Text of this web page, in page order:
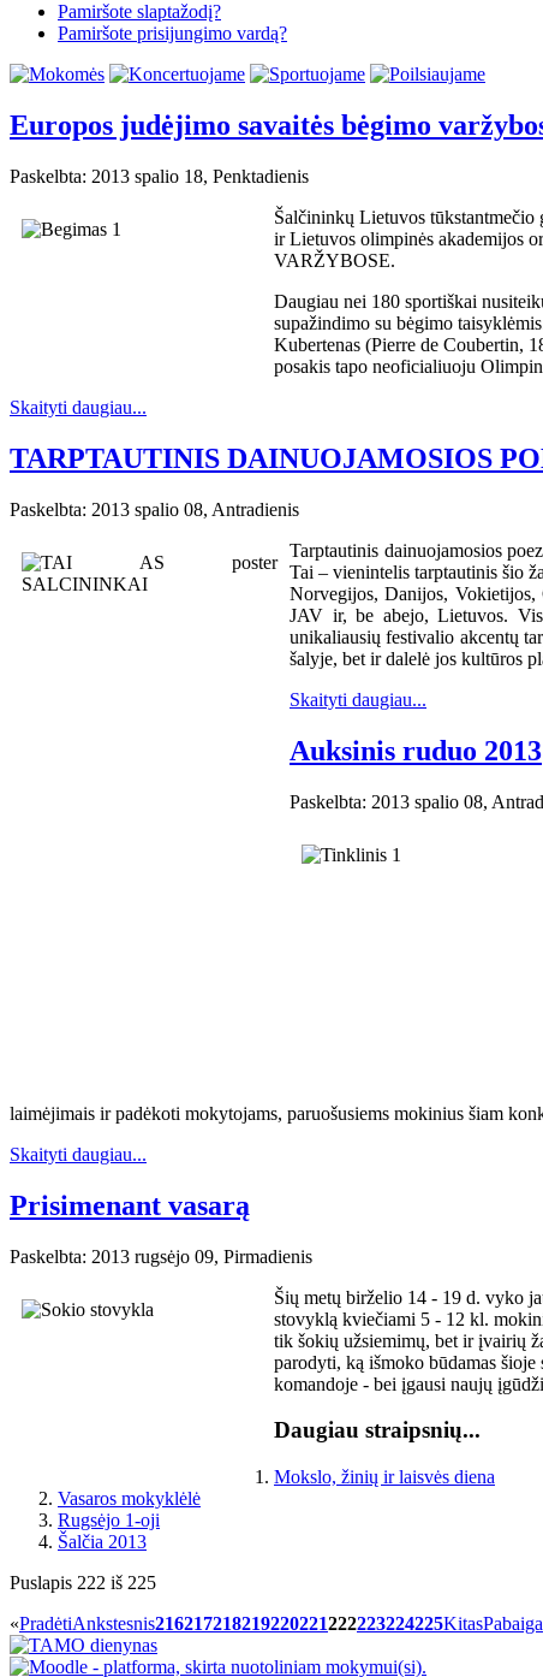
Pamiršote slaptažodį?
Pamiršote prisijungimo vardą?
Europos judėjimo savaitės bėgimo
Paskelbta: 2013 spalio 18, Penktadienis
Šalčininkų Lietuvos
ir Lietuvos olimpinės
VARŽYBOSE.
Daugiau nei 180 sportiškai
supažindimo su bėgimo
Kubertenas (Pierre de Coubertin,
posakis tapo neoficialiuoju
Skaityti daugiau...
TARPTAUTINIS DAINUOJAMOSIOS
Paskelbta: 2013 spalio 08, Antradienis
Tarptautinis dainuojamosios
Tai – vienintelis tarptautinis šio
Norvegijos, Danijos,
JAV ir, be abejo, Lietuvos.
unikaliausių festivalio akcentų
šalyje, bet ir dalelė jos kultūros
Skaityti daugiau...
Auksinis ruduo 2013
Paskelbta: 2013 spalio 08,
laimėjimais ir padėkoti mokytojams, paruošusiems mokinius šiam
Skaityti daugiau...
Prisimenant vasarą
Paskelbta: 2013 rugsėjo 09, Pirmadienis
Šių metų birželio 14 - 19 d. vyko
stovyklą kviečiami 5 - 12 kl.
tik šokių užsiemimų, bet ir įvairių
parodyti, ką išmoko būdamas
komandoje - bei įgausi naujų
Daugiau straipsnių...
Mokslo, žinių ir laisvės diena
Vasaros mokyklėlė
Rugsėjo 1-oji
Šalčia 2013
Puslapis 222 iš 225
«PradėtiAnkstesnis216217218219220221222223224225KitasPabaiga